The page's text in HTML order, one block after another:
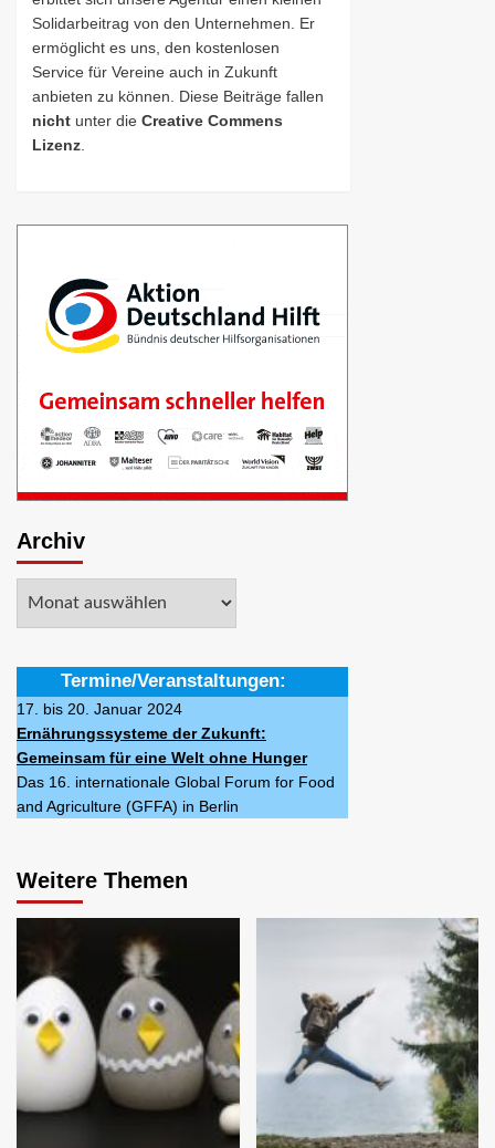
Solidarbeitrag von den Unternehmen. Er
ermöglicht es uns, den kostenlosen
Service für Vereine auch in Zukunft
anbieten zu können. Diese Beiträge fallen
nicht unter die Creative Commens
Lizenz
Archiv
Termine/Veranstaltungen:
17. bis 20. Januar 2024
Ernährungssysteme der Zukunft:
Gemeinsam für eine Welt ohne Hunger
Das 16. internationale Global Forum for Food
and Agriculture (GFFA) in Berlin
Weitere Themen